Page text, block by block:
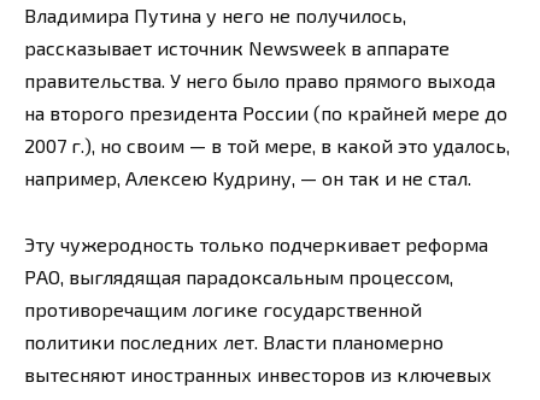
Владимира Путина у него не получилось,
рассказывает источник Newsweek в аппарате
правительства. У него было право прямого выхода
на второго президента России (по крайней мере до
2007 г.), но своим — в той мере, в какой это удалось,
например, Алексею Кудрину, — он так и не стал.
Эту чужеродность только подчеркивает реформа
РАО, выглядящая парадоксальным процессом,
противоречащим логике государственной
политики последних лет. Власти планомерно
вытесняют иностранных инвесторов из ключевых